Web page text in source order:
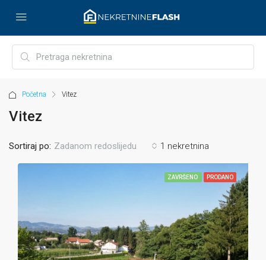
Početna Vitez
Vitez
1 nekretnina
Sortiraj po: Zadanom redoslijedu
ZAVRŠENO PRODANO